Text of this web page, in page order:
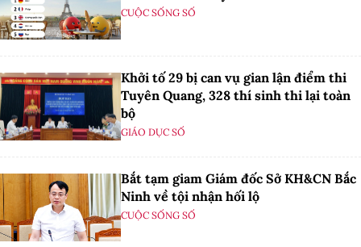
CUỘC SỐNG SỐ
Khởi tố 29 bị can vụ gian lận điểm thi
Tuyên Quang, 328 thí sinh thi lại toàn
bộ
GIÁO DỤC SỐ
Bắt tạm giam Giám đốc Sở KH&CN Bắc
Ninh về tội nhận hối lộ
CUỘC SỐNG SỐ